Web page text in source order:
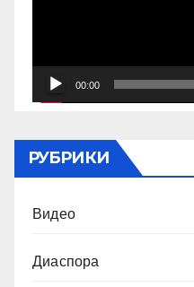
00:00
РУБРИКИ
Видео
Диаспора